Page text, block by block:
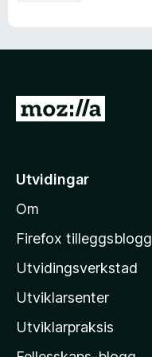
G
i
M
o
l
l
Utvidingar
Om
Firefox tilleggsblogg
Utvidingsverkstad
Utviklarsenter
Utviklarpraksis